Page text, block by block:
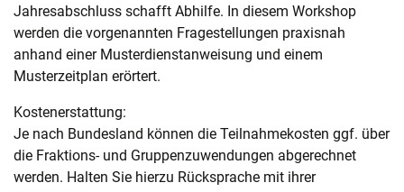
Jahresabschluss schafft Abhilfe. In diesem Workshop
werden die vorgenannten Fragestellungen praxisnah
anhand einer Musterdienstanweisung und einem
Musterzeitplan erörtert.
Kostenerstattung:
Je nach Bundesland können die Teilnahmekosten ggf. über
die Fraktions- und Gruppenzuwendungen abgerechnet
werden. Halten Sie hierzu Rücksprache mit ihrer